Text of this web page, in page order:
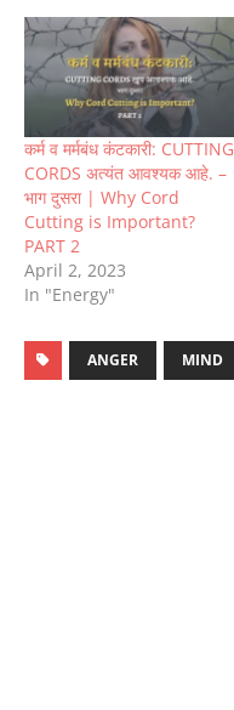
कर्म व मर्मबंध कंटकारी: CUTTING
CORDS अत्यंत आवश्यक आहे. –
भाग दुसरा | Why Cord
Cutting is Important?
PART 2
April 2, 2023
In "Energy"
ANGER MIND